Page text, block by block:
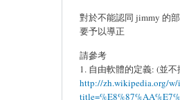
對於不能認同 jimmy 的
要予以導正
請參考
1. 自由軟體的定義: (並
http://zh.wikipedia.org/w/